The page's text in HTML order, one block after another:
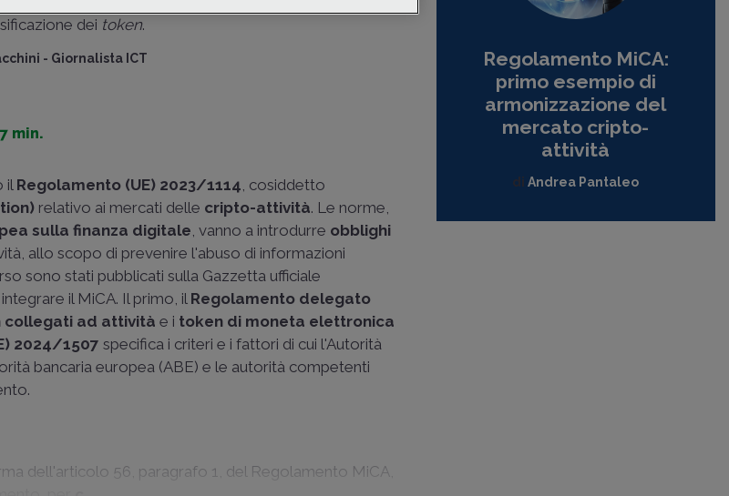
dei token.
- Giornalista ICT
7 min.
il Regolamento (UE) 2023/1114, cosiddetto
relativo ai mercati delle cripto-attività. Le norme,
sulla finanza digitale, vanno a introdurre obblighi
allo scopo di prevenire l'abuso di informazioni
sono stati pubblicati sulla Gazzetta ufficiale
il MiCA. Il primo, ilRegolamento delegato
collegati ad attività e i token di moneta elettronica
2024/1507 specifica i criteri e i fattori di cui l'Autorità
bancaria europea (ABE) e le autorità competenti
dell'articolo 56, paragrafo 1, del Regolamento MiCA,
Regolamento MiCA:
primo esempio di
armonizzazione del
mercato cripto-
attività
diAndrea Pantaleo